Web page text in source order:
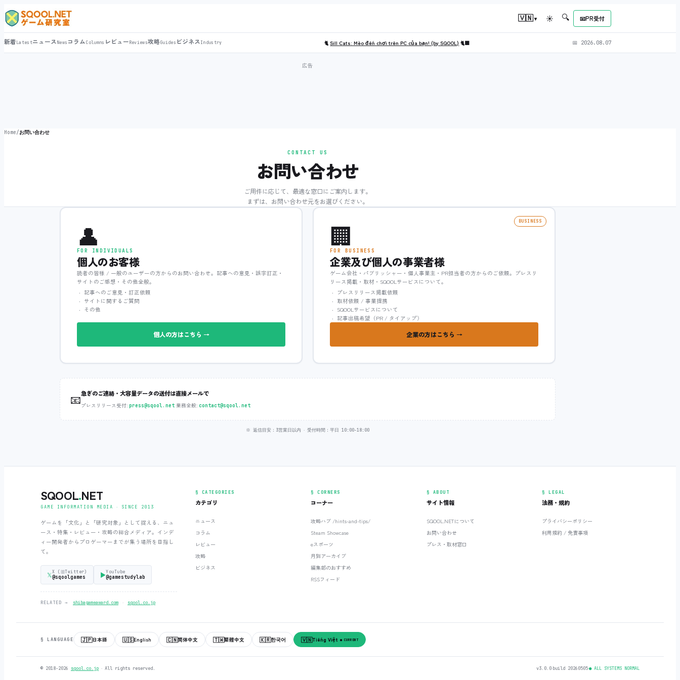
🇻🇳▾ ☀ 🔍 📧PR受付
新着LatestニュースNews コラムColumns レビューReviews攻略Guides ビジネスIndustry 🐈Sill Cats: Mèo đến chơi trên PC của bạn! (by SQOOL) 🐈‍⬛ 📅 2026.08.07
Home/お問い合わせ
CONTACT US
お問い合わせ
ご用件に応じて、最適な窓口にご案内します。
まずは、お問い合わせ元をお選びください。
👤
FOR INDIVIDUALS
個人のお客様
読者の皆様 / 一般のユーザーの方からのお問い合わせ。記事への意見・誤字訂正・
サイトのご感想・その他全般。
記事へのご意見・訂正依頼
サイトに関するご質問
その他
個人の方はこちら →
BUSINESS
🏢
FOR BUSINESS
企業及び個人の事業者様
ゲーム会社・パブリッシャー・個人事業主・PR担当者の方からのご依頼。プレスリ
リース掲載・取材・SQOOLサービスについて。
プレスリリース掲載依頼
取材依頼 / 事業提携
SQOOLサービスについて
記事出稿希望（PR / タイアップ）
企業の方はこちら →
📧急ぎのご連絡・大容量データの送付は直接メールで
プレスリリース受付: press@sqool.net 業務全般: contact@sqool.net
※ 返信目安：3営業日以内 ‧ 受付時間：平日 10:00-18:00
SQOOL.NET
GAME INFORMATION MEDIA ‧ SINCE 2013
ゲームを「文化」と「研究対象」として捉える、ニュ
ース・特集・レビュー・攻略の総合メディア。インデ
ィー開発者からプロゲーマーまでが集う場所を目指し
て。
𝕏X (旧Twitter)
@sqoolgames ▶YouTube
@gamestudylab
RELATED → shibagameaward.com ‧ sqool.co.jp
§ CATEGORIES
カテゴリ
ニュース
コラム
レビュー
攻略
ビジネス
§ CORNERS
コーナー
攻略ハブ /hints-and-tips/
Steam Showcase
eスポーツ
月別アーカイブ
編集部のおすすめ
RSSフィード
§ ABOUT
サイト情報
SQOOL.NETについて
お問い合わせ
プレス・取材窓口
§ LEGAL
法務・規約
プライバシーポリシー
利用規約 / 免責事項
§ LANGUAGE 🇯🇵日本語 🇺🇸English 🇨🇳简体中文 🇹🇼繁體中文 🇰🇷한국어 🇻🇳Tiếng Việt ● CURRENT
© 2018-2026 sqool.co.jp ‧ All rights reserved. v3.0.0‧build 20260505‧● ALL SYSTEMS NORMAL